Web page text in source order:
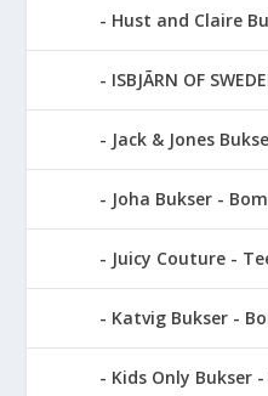
Hust and Claire
ISBJÃRN OF
Jack & Jones
Joha Bukser -
Juicy Couture -
Katvig Bukser -
Kids Only Bukser